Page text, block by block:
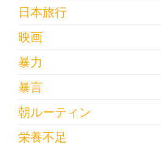
日本旅行
映画
暴力
暴言
朝ルーティン
栄養不足